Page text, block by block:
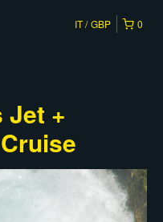
0
IT GBP
Jet +